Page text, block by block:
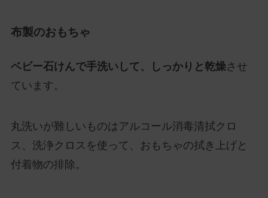
布製のおもちゃ
ベビー石けんで手洗いして、しっかりと乾燥させ
ています。
丸洗いが難しいものはアルコール消毒清拭クロ
ス、洗浄クロスを使って、おもちゃの拭き上げと
付着物の排除。